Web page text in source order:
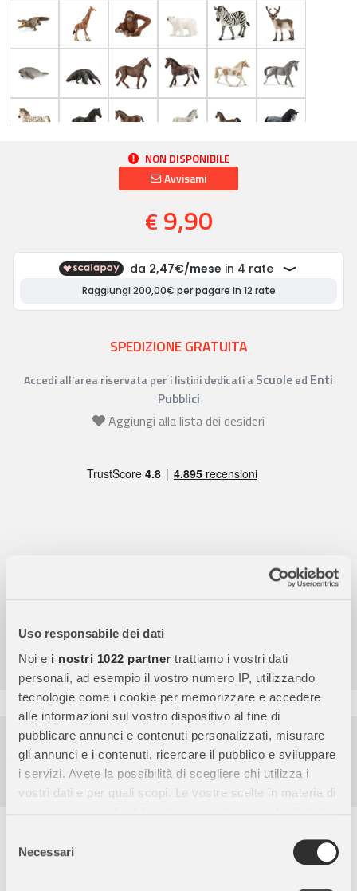
Uso responsabile dei dati
Noi e i nostri 1022 partner trattiamo i vostri dati
personali, ad esempio il vostro numero IP, utilizzando
tecnologie come i cookie per memorizzare e accedere
alle informazioni sul vostro dispositivo al fine di
pubblicare annunci e contenuti personalizzati, misurare
gli annunci e i contenuti, ricercare il pubblico e sviluppare
i servizi. Avete la possibilità di scegliere chi utilizza i
vostri dati e per quali scopi. Le vostre scelte in materia di
modificare o revocare il proprio consenso in qualsiasi
momento dalla Dichiarazione sui cookie o facendo clic
delNecessari
NON DISPONIBILE
Avvisami
€ 9,90
SPEDIZIONE GRATUITA
Accedi all’area riservata per i listini dedicati a Scuoleed Enti
Pubblici
Aggiungi alla lista dei desideri
4,7/5
9.856
Recensioni
Pagamenti sicuri
Garanzia e reso facili
Assistenza dal lunedì al venerdì
equitazione altamente sensibili, perfetti per i ciclisti esperti e